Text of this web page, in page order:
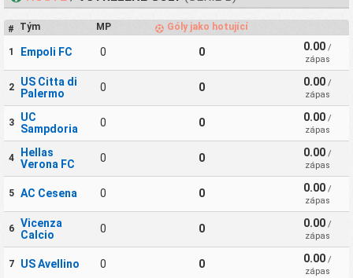
# Tým MP Góly jako hotující
1 Empoli FC 0 0 0.00 /
zápas
2
US Citta di
Palermo
0 0 0.00 /
zápas
3
UC
Sampdoria
0 0 0.00 /
zápas
4
Hellas
Verona FC
0 0 0.00 /
zápas
5 AC Cesena 0 0 0.00 /
zápas
6
Vicenza
Calcio
0 0 0.00 /
zápas
7 US Avellino 0 0 0.00 /
zápas